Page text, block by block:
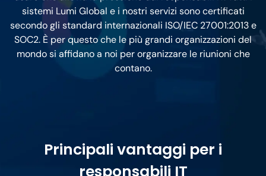
sistemi Lumi Global e i nostri servizi sono certificati
secondo gli standard internazionali ISO/IEC 27001:2013 e
SOC2. È per questo che le più grandi organizzazioni del
mondo si affidano a noi per organizzare le riunioni che
contano.
Principali vantaggi per i
responsabili IT